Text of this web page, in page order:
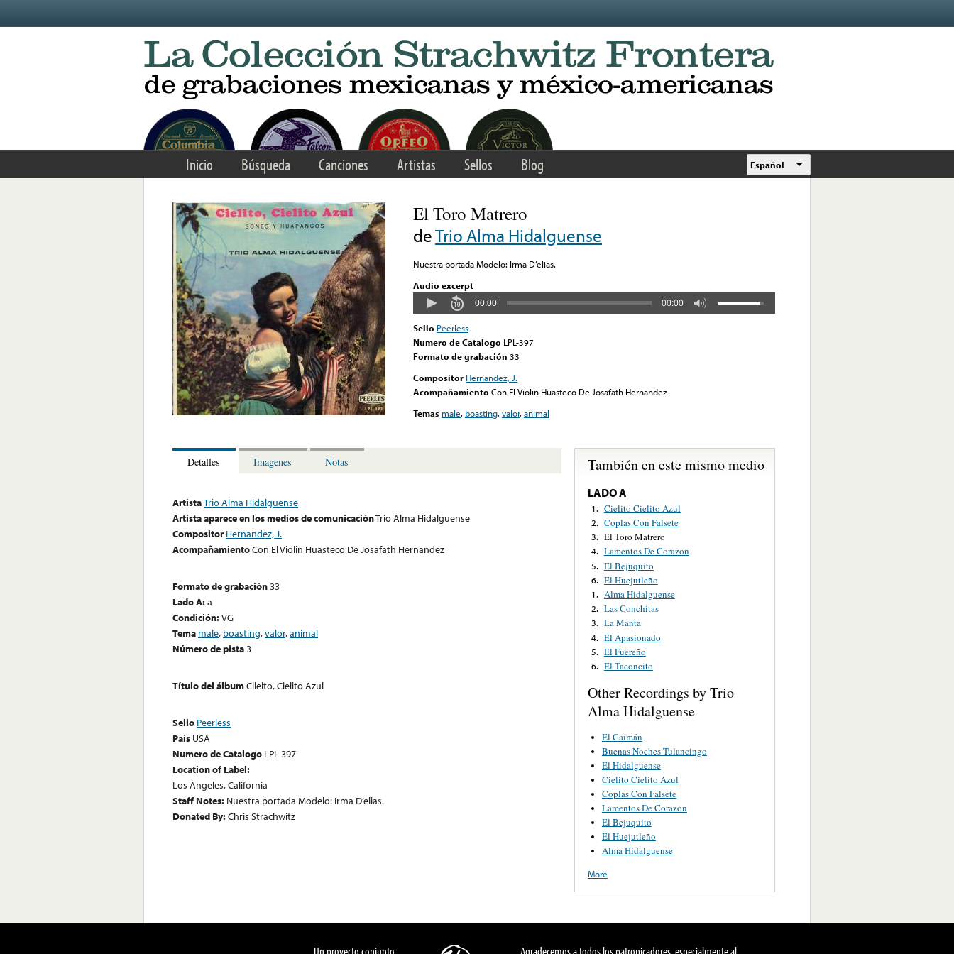
Inicio Búsqueda Canciones Artistas Sellos Blog Español
El Toro Matrero
deTrio Alma Hidalguense
Nuestra portada Modelo: Irma D’elias.
Audio excerpt
00:00 00:00
Sello Peerless
Numero de Catalogo LPL-397
Formato de grabación 33
Compositor Hernandez, J.
Acompañamiento Con El Violin Huasteco De Josafath Hernandez
Temas male, boasting,valor,animal
Detalles Imagenes Notas
ArtistaTrio Alma Hidalguense
Artista aparece en los medios de comunicaciónTrio Alma Hidalguense
Compositor Hernandez, J.
AcompañamientoCon El Violin Huasteco De Josafath Hernandez
Formato de grabación33
Lado A:a
Condición:VG
Tema male, boasting,valor,animal
Número de pista3
Título del álbumCileito, Cielito Azul
Sello Peerless
País USA
Numero de Catalogo LPL-397
Location of Label:
Los Angeles, California
Staff Notes: Nuestra portada Modelo: Irma D’elias.
Donated By:Chris Strachwitz
También en este mismo medio
LADO A
1. Cielito Cielito Azul
2. Coplas Con Falsete
3. El Toro Matrero
4. Lamentos De Corazon
5. El Bejuquito
6. El Huejutleño
1. Alma Hidalguense
2. Las Conchitas
3. La Manta
4. El Apasionado
5. El Fuereño
6. El Taconcito
Other Recordings by Trio
Alma Hidalguense
El Caimán
Buenas Noches Tulancingo
El Hidalguense
Cielito Cielito Azul
Coplas Con Falsete
Lamentos De Corazon
El Bejuquito
El Huejutleño
Alma Hidalguense
More
Un proyecto conjunto Agradecemos a todos los patronicadores, especialmente al